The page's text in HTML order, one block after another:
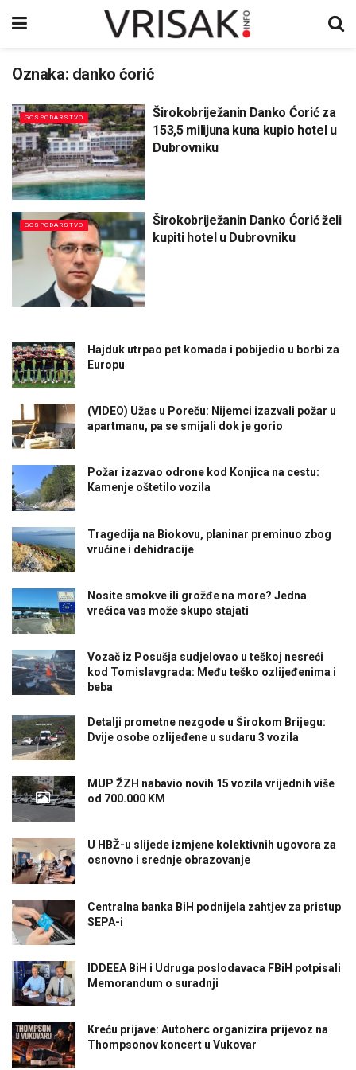
Oznaka: danko ćorić
GOSPODARSTVO
Širokobriježanin Danko Ćorić za
153,5 milijuna kuna kupio hotel u
Dubrovniku
GOSPODARSTVO
Širokobriježanin Danko Ćorić želi
kupiti hotel u Dubrovniku
Hajduk utrpao pet komada i pobijedio u borbi za
Europu
(VIDEO) Užas u Poreču: Nijemci izazvali požar u
apartmanu, pa se smijali dok je gorio
Požar izazvao odrone kod Konjica na cestu:
Kamenje oštetilo vozila
Tragedija na Biokovu, planinar preminuo zbog
vrućine i dehidracije
Nosite smokve ili grožđe na more? Jedna
vrećica vas može skupo stajati
Vozač iz Posušja sudjelovao u teškoj nesreći
kod Tomislavgrada: Među teško ozlijeđenima i
beba
Detalji prometne nezgode u Širokom Brijegu:
Dvije osobe ozlijeđene u sudaru 3 vozila
MUP ŽZH nabavio novih 15 vozila vrijednih više
od 700.000 KM
U HBŽ-u slijede izmjene kolektivnih ugovora za
osnovno i srednje obrazovanje
Centralna banka BiH podnijela zahtjev za pristup
SEPA-i
IDDEEA BiH i Udruga poslodavaca FBiH potpisali
Memorandum o suradnji
Kreću prijave: Autoherc organizira prijevoz na
Thompsonov koncert u Vukovar